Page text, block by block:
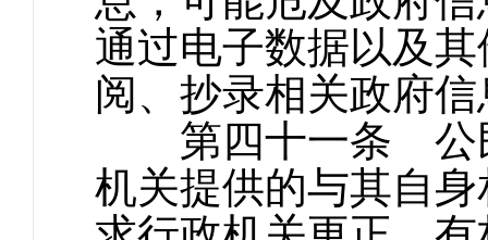
通过电子数据以及
阅、抄录相关政府
第四十一条 公民
机关提供的与其自